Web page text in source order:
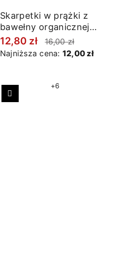
Skarpetki w prążki z
bawełny organicznej
złamana biel
12,80 zł
16,00 zł
Najniższa cena: 12,00 zł
+6
Poprzedni